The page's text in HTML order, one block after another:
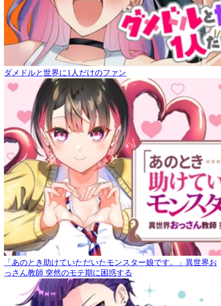
ダメドルと世界に1人だけのファン
「あのとき助けていただいたモンスター娘です。」異世界お
っさん教師 突然のモテ期に困惑する